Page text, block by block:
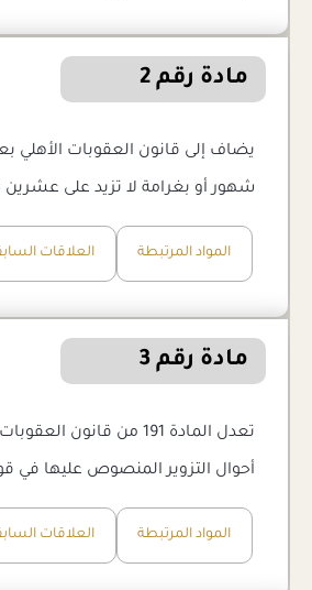
مادة رقم 2
شهور أو بغرامة لا تزيد على عشرين
المواد المرتبطة العلاقات
مادة رقم 3
أحوال التزوير المنصوص عليها في
المواد المرتبطة العلاقات